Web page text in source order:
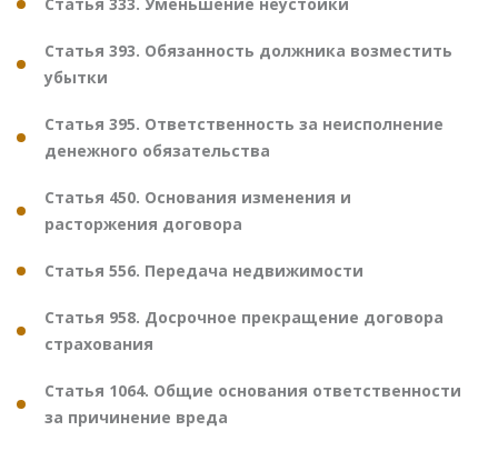
Статья 393. Обязанность должника возместить
убытки
Статья 395. Ответственность за неисполнение
денежного обязательства
Статья 450. Основания изменения и
расторжения договора
Статья 556. Передача недвижимости
Статья 958. Досрочное прекращение договора
страхования
Статья 1064. Общие основания ответственности
за причинение вреда